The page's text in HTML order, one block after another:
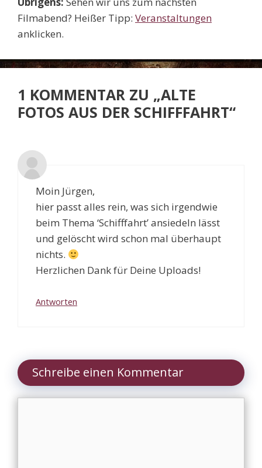
Filmabend? Heißer Tipp: Veranstaltungen
anklicken.
1 KOMMENTAR ZU „ALTE
FOTOS AUS DER SCHIFFFAHRT“
Moin Jürgen,
hier passt alles rein, was sich irgendwie
beim Thema ‘Schifffahrt’ ansiedeln lässt
und gelöscht wird schon mal überhaupt
nichts.
Herzlichen Dank für Deine Uploads!
Antworten
Schreibe einen Kommentar